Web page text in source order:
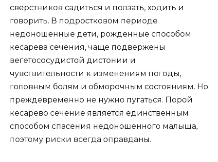
сверстников садиться и ползать, ходить и
говорить. В подростковом периоде
недоношенные дети, рожденные способом
кесарева сечения, чаще подвержены
вегетососудистой дистонии и
чувствительности к изменениям погоды,
головным болям и обморочным состояниям. Но
преждевременно не нужно пугаться. Порой
кесарево сечение является единственным
способом спасения недоношенного малыша,
поэтому риски всегда оправданы.